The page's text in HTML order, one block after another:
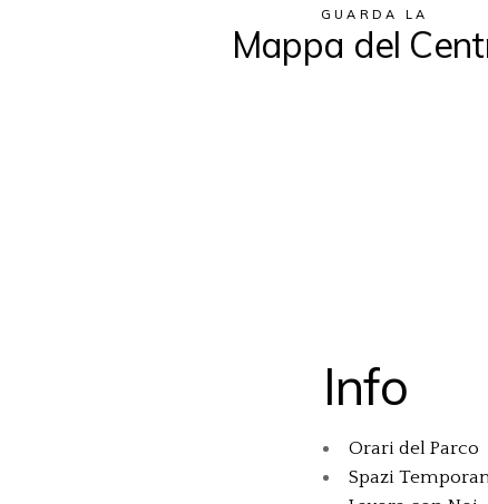
GUARDA LA
Mappa del
Info
Orari del Parco
Spazi